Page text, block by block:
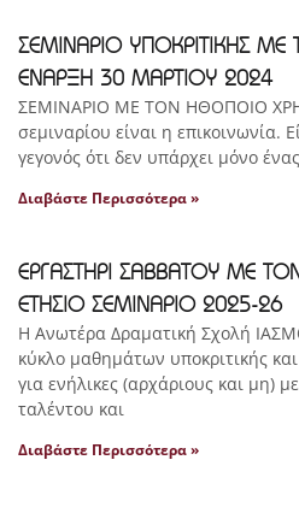
ΣΕΜΙΝΑΡΙΟ ΥΠΟΚΡΙΤΙΚΗΣ
ΕΝΑΡΞΗ 30 ΜΑΡΤΙΟΥ 2024
ΣΕΜΙΝΑΡΙΟ ΜΕ ΤΟΝ ΗΘΟΠΟΙΟ
σεμιναρίου είναι η επικοινωνία.
γεγονός ότι δεν υπάρχει μόνο
Διαβάστε Περισσότερα »
ΕΡΓΑΣΤΗΡΙ ΣΑΒΒΑΤΟΥ ΜΕ
ΕΤΗΣΙΟ ΣΕΜΙΝΑΡΙΟ 2025-26
Η Ανωτέρα Δραματική Σχολή
κύκλο μαθημάτων υποκριτικής
για ενήλικες (αρχάριους και μη)
ταλέντου και
Διαβάστε Περισσότερα »